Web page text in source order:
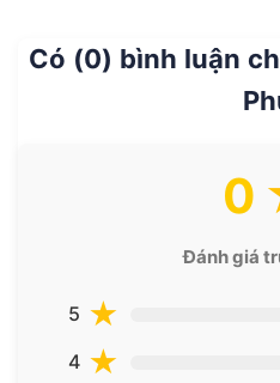
Có (0) bình luận
0
Đánh giá
5
4